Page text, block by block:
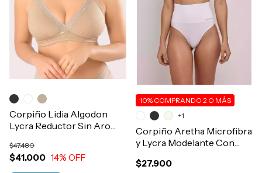
Corpiño Lidia Algodon
Lycra Reductor Sin Aro
$41.000
$47.480
14% OFF
Corpiño Aretha Microfibra
y Lycra Modelante Con
Costura Art.840
$27.900
10% COMPRANDO 2 O MÁS
+1